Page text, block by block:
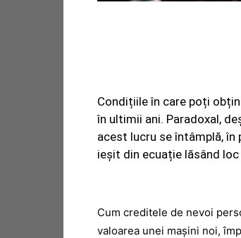
Condițiile în care poți
în ultimii ani. Paradoxal,
acest lucru se întâmplă, în
ieșit din ecuație lăsând
Cum creditele de nevoi
valoarea unei mașini noi,